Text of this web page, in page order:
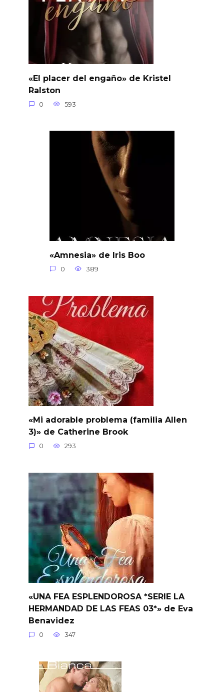
«El placer del engaño» de Kristel
Ralston
0 593
«Amnesia» de Iris Boo
0 389
«Mi adorable problema (familia Allen
3)» de Catherine Brook
0 293
«UNA FEA ESPLENDOROSA *SERIE LA
HERMANDAD DE LAS FEAS 03*» de Eva
Benavidez
0 347